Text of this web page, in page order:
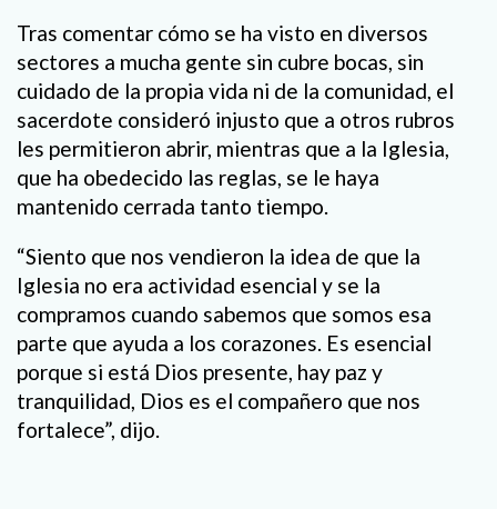
Tras comentar cómo se ha visto en diversos
sectores a mucha gente sin cubre bocas, sin
cuidado de la propia vida ni de la comunidad, el
sacerdote consideró injusto que a otros rubros
les permitieron abrir, mientras que a la Iglesia,
que ha obedecido las reglas, se le haya
mantenido cerrada tanto tiempo.
“Siento que nos vendieron la idea de que la
Iglesia no era actividad esencial y se la
compramos cuando sabemos que somos esa
parte que ayuda a los corazones. Es esencial
porque si está Dios presente, hay paz y
tranquilidad, Dios es el compañero que nos
fortalece”, dijo.